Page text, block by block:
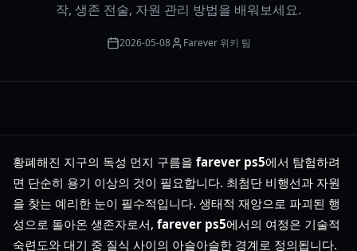
작, 생존 전술, 자원 관리 방법을 배워보세요.
2026-05-08 Farever 위키 팀
황폐해진 지구의 독성 먼지 구름을 farever ps5에서 탐험하려
면 단순히 용기 이상의 것이 필요합니다. 최첨단 비행선과 자원
을 찾는 예리한 눈이 필수적입니다. 생태적 재앙으로 파괴된 행
성으로 돌아온 생존자로서, farever ps5에서의 여정은 기술적
숙련도와 대기 중 질식 사이의 아슬아슬한 경계로 정의됩니다.